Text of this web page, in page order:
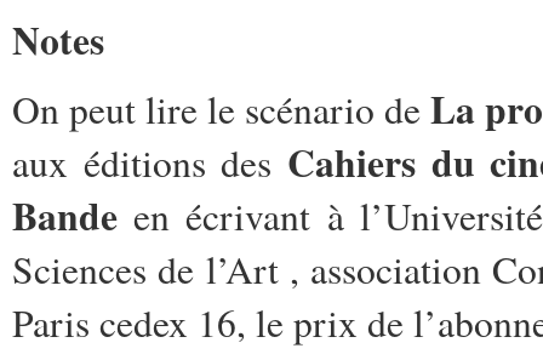
Notes
On peut lire le scénario de La
aux éditions des Cahiers du
Bande en écrivant à
Sciences de l’Art , association
Paris cedex 16, le prix de